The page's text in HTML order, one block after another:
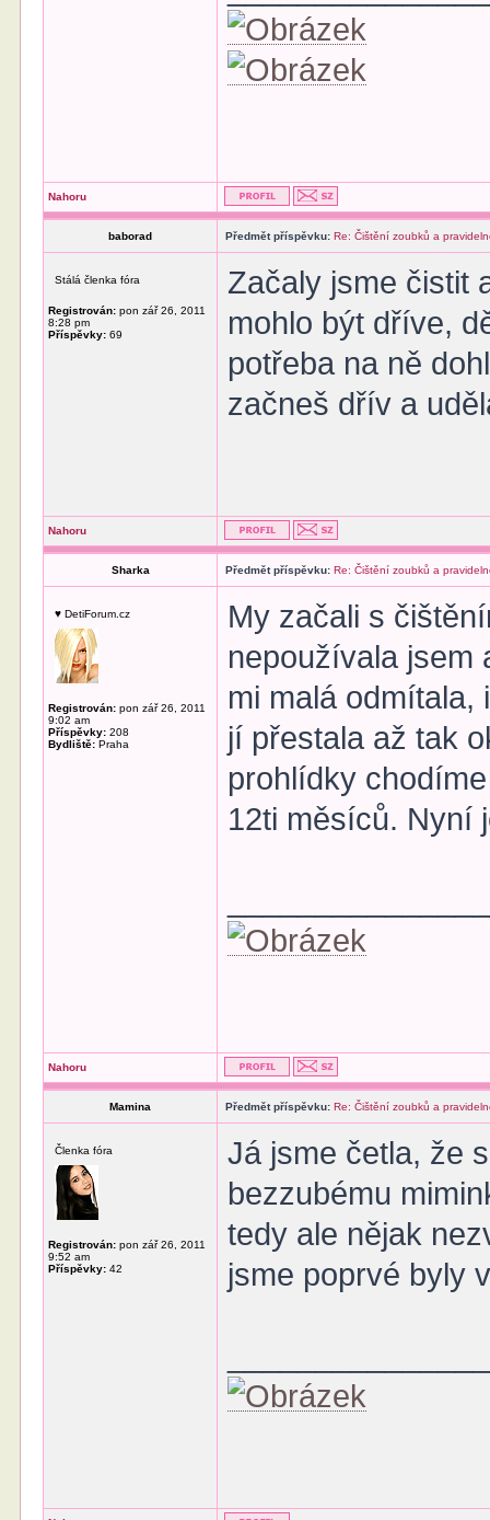
Nahoru
baborad Předmět příspěvku: Re: Čištění zoubků a
Stálá členka fóra
Registrován: pon zář 26, 2011
8:28 pm
Příspěvky: 69
Začaly jsme čistit
mohlo být dříve,
potřeba na ně
začneš dřív a
Nahoru
Sharka Předmět příspěvku: Re: Čištění zoubků a
♥ DetiForum.cz
Registrován: pon zář 26, 2011
9:02 am
Příspěvky: 208
Bydliště: Praha
My začali s
nepoužívala jsem
mi malá odmítala,
jí přestala až tak
prohlídky
12ti měsíců. Nyní
Nahoru
Mamina Předmět příspěvku: Re: Čištění zoubků a
Členka fóra
Registrován: pon zář 26, 2011
9:52 am
Příspěvky: 42
Já jsme četla, že
bezzubému
tedy ale nějak
jsme poprvé byly